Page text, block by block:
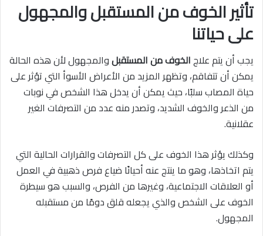
تأثير الخوف من المستقبل والمجهول
على حياتنا
يجب أن يتم علاجالخوف من المستقبلوالمجهول لأن هذه الحالة
يمكن أن تتفاقم، وتظهر المزيد من الأعراض الأسوأ التي تؤثر على
حياة المصاب سلبًا، حيث يمكن أن يدخل هذا الشخص في نوبات
من الذعر والخوف الشديد، وتصدر منه عدد من التصرفات الغير
عقلانية.
وكذلك يؤثر هذا الخوف على كل التصرفات والقرارات الحالية التي
يتم اتخاذها، وهو ما ينتج عنه أحيانًا ضياع فرص ذهبية في العمل
أو العلاقات الاجتماعية، وغيرها من الفرص، والسبب هو سيطرة
الخوف على الشخص والذي يجعله قلق دومًا من مستقبله
المجهول.